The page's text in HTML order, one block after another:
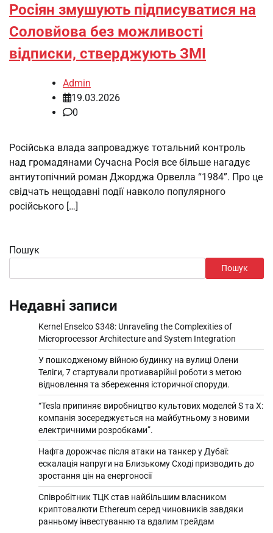
Росіян змушують підписуватися на
Соловйова без можливості
відписки, стверджують ЗМІ
Admin
19.03.2026
0
Російська влада запроваджує тотальний контроль
над громадянами Сучасна Росія все більше нагадує
антиутопічний роман Джорджа Орвелла “1984”. Про це
свідчать нещодавні події навколо популярного
російського […]
Пошук
Пошук
Недавні записи
Kernel Enselco $348: Unraveling the Complexities of
Microprocessor Architecture and System Integration
У пошкодженому війною будинку на вулиці Олени
Теліги, 7 стартували протиаварійні роботи з метою
відновлення та збереження історичної споруди.
“Tesla припиняє виробництво культових моделей S та X:
компанія зосереджується на майбутньому з новими
електричними розробками”.
Нафта дорожчає після атаки на танкер у Дубаї:
ескалація напруги на Близькому Сході призводить до
зростання цін на енергоносії
Співробітник ТЦК став найбільшим власником
криптовалюти Ethereum серед чиновників завдяки
ранньому інвестуванню та вдалим трейдам